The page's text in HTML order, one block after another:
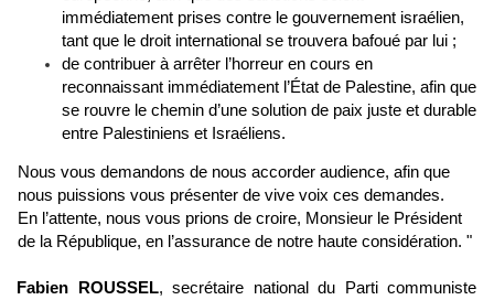
immédiatement prises contre le gouvernement israélien,
tant que le droit international se trouvera bafoué par lui ;
de contribuer à arrêter l’horreur en cours en
reconnaissant immédiatement l’État de Palestine, afin que
se rouvre le chemin d’une solution de paix juste et durable
entre Palestiniens et Israéliens.
Nous vous demandons de nous accorder audience, afin que
nous puissions vous présenter de vive voix ces demandes.
En l’attente, nous vous prions de croire, Monsieur le Président
de la République, en l’assurance de notre haute considération. "
Fabien ROUSSEL, secrétaire national du Parti communiste